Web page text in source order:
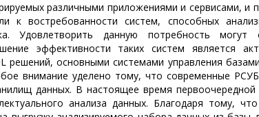
различными приложениями и сервисами, и
к востребованности систем, способных
Удовлетворить данную потребность могут
эффективности таких систем является
решений, основными системами управления
внимание уделено тому, что современные
данных. В настоящее время первоочередной
анализа данных. Благодаря тому,